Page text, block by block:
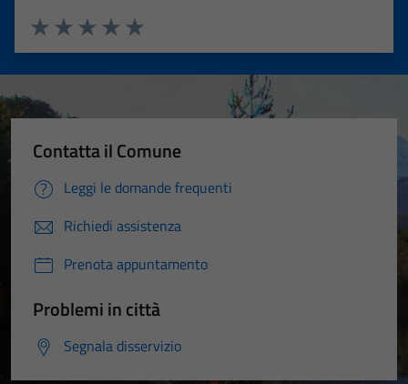
Valuta 5 stelle su 5
Valuta 4 stelle su 5
Valuta 3 stelle su 5
Valuta 2 stelle su 5
Valuta 1 stelle su 5
Contatta il Comune
Leggi le domande frequenti
Richiedi assistenza
Prenota appuntamento
Problemi in città
Segnala disservizio